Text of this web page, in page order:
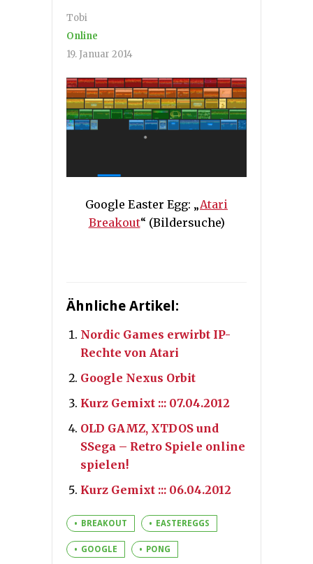
Tobi
Online
19. Januar 2014
Google Easter Egg: „Atari
Breakout“ (Bildersuche)
Ähnliche Artikel:
Nordic Games erwirbt IP-
Rechte von Atari
Google Nexus Orbit
Kurz Gemixt ::: 07.04.2012
OLD GAMZ, XTDOS und
SSega – Retro Spiele online
spielen!
Kurz Gemixt ::: 06.04.2012
BREAKOUT EASTEREGGS
GOOGLE PONG